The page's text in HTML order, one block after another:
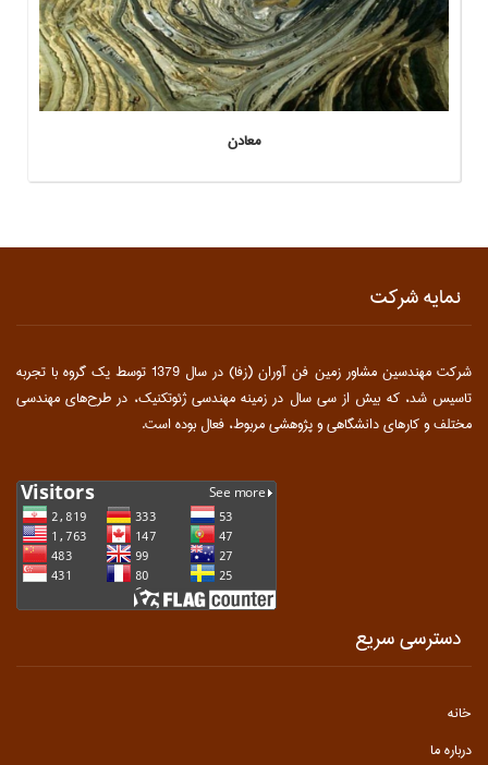
معادن
نمایه شرکت
شركت مهندسين مشاور زمين ‏فن‏ آوران (زفا) در سال 1379 توسط يک گروه با تجربه
تاسيس شد، که بيش از سي سال در زمينه مهندسي ژئوتکنيک، در طرح‌هاي مهندسي
مختلف و کارهاي دانشگاهي و پژوهشي مربوط، فعال بوده است.
دسترسی سریع
خانه
درباره ما